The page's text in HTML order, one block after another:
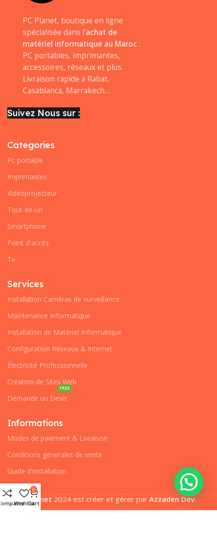
PC Planet, boutique en ligne
spécialisée dans l’achat de
matériel informatique au Maroc :
PC portables, imprimantes,
accessoires, réseaux et plus.
Livraison rapide à Rabat,
Casablanca, Marrakech…
Suivez Nous sur :
Categories
Pc portable
Imprimantes
Vidéoprojecteur
Tout-en-un
Smartphone
Point d'accès
Tv
Services
Installation Caméras de surveillance
Maintenance Informatique
Installation de Matériel Informatique
Configuration Réseaux & Internet
Électricité Professionnelle
Création de Sites Web
Demande un Devis
FREE
Informations
Modes de paiement & Livraison
Conditions generales de vente
Guide d'installation
Pcplanet 2024 est créer et gérer par Azzaden Dev.
Wishlist
0
Cart